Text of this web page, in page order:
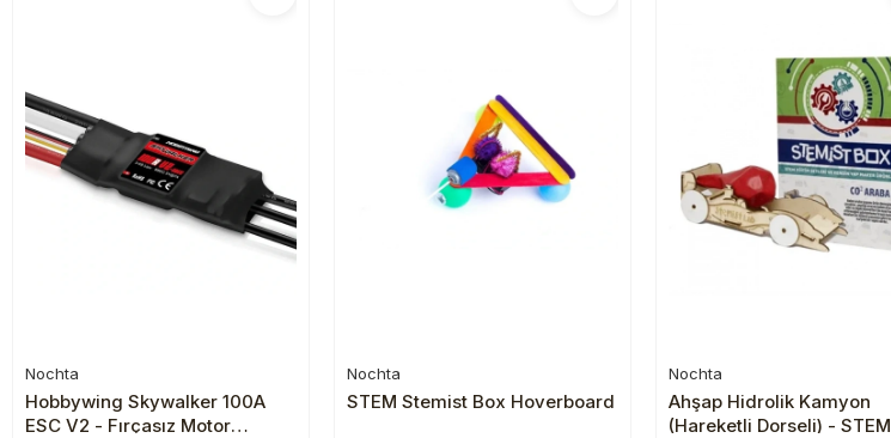
Sepete Ekle
Nochta
Hobbywing Skywalker 100A
ESC V2 - Fırçasız Motor
Sepete Ekle
Nochta
STEM Stemist Box Hoverboard Sepete Ekle
Nochta
Ahşap Hidrolik Kamyon
(Hareketli Dorseli) - STEM